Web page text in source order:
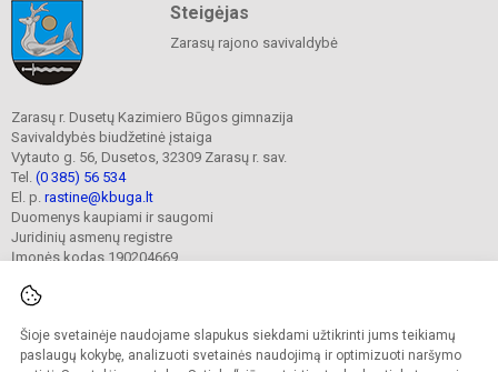
Šioje svetainėje naudojame slapukus siekdami užtikrinti jums teikiamų
paslaugų kokybę, analizuoti svetainės naudojimą ir optimizuoti naršymo
Steigėjas
Zarasų rajono savivaldybė
Zarasų r. Dusetų Kazimiero Būgos gimnazija
Savivaldybės biudžetinė įstaiga
Vytauto g. 56, Dusetos, 32309 Zarasų r. sav.
Tel. (0 385) 56 534
El. p. rastine@kbuga.lt
Duomenys kaupiami ir saugomi
Juridinių asmenų registre
Įmonės kodas 190204669
© 2023. Zarasų r. Dusetų Kazimiero Būgos gimnazija. Visos teisės saugomos.
Kopijuoti turinį be raštiško gimnazijos sutikimo griežtai draudžiama.